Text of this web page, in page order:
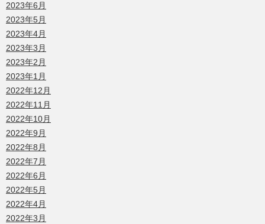
2023年6月
2023年5月
2023年4月
2023年3月
2023年2月
2023年1月
2022年12月
2022年11月
2022年10月
2022年9月
2022年8月
2022年7月
2022年6月
2022年5月
2022年4月
2022年3月